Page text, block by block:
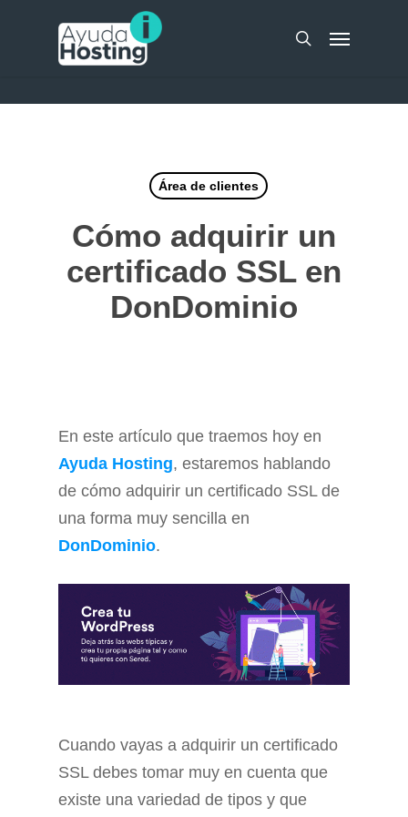
search
Menu
Área de clientes
Cómo adquirir un
certificado SSL en
DonDominio
En este artículo que traemos hoy en
Ayuda Hosting, estaremos hablando
de cómo adquirir un certificado SSL de
una forma muy sencilla en
DonDominio.
Cuando vayas a adquirir un certificado
SSL debes tomar muy en cuenta que
existe una variedad de tipos y que